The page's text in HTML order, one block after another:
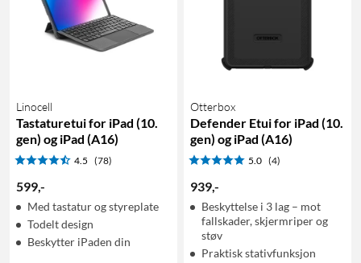
Linocell
Tastaturetui for iPad (10.
gen) og iPad (A16)
4.5 (78)
599,-
Med tastatur og styreplate
Todelt design
Beskytter iPaden din
Otterbox
Defender Etui for iPad (10.
gen) og iPad (A16)
5.0 (4)
939,-
Beskyttelse i 3 lag – mot
fallskader, skjermriper og
støv
Praktisk stativfunksjon